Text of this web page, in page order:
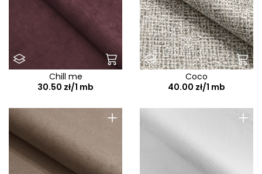
Chill me
30.50 zł/1 mb
Coco
40.00 zł/1 mb
+ +